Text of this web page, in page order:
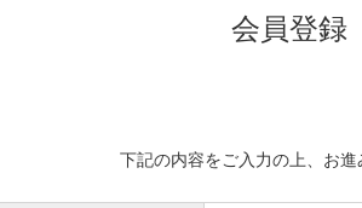
会員登録
下記の内容をご入力の上、お進